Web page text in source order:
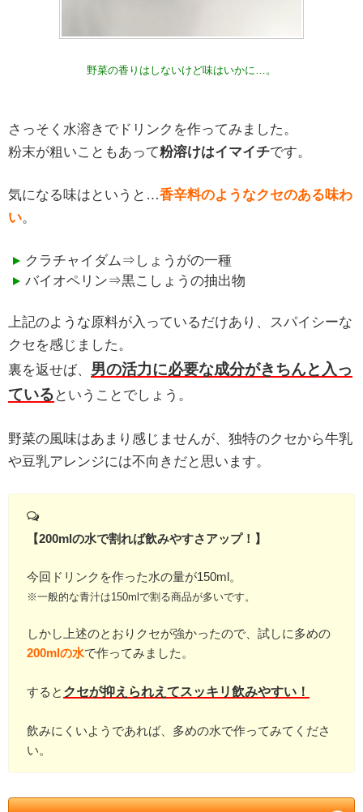
野菜の香りはしないけど味はいかに…。
さっそく水溶きでドリンクを作ってみました。
粉末が粗いこともあって粉溶けはイマイチです。
気になる味はというと…香辛料のようなクセのある味わ
い。
クラチャイダム⇒しょうがの一種
バイオペリン⇒黒こしょうの抽出物
上記のような原料が入っているだけあり、スパイシーな
クセを感じました。
裏を返せば、 男の活力に必要な成分がきちんと入っ
ている ということでしょう。
野菜の風味はあまり感じませんが、独特のクセから牛乳
や豆乳アレンジには不向きだと思います。
【200mlの水で割れば飲みやすさアップ！】
今回ドリンクを作った水の量が150ml。
※一般的な青汁は150mlで割る商品が多いです。
しかし上述のとおりクセが強かったので、試しに多めの
200mlの水で作ってみました。
すると クセが抑えられえてスッキリ飲みやすい！
飲みにくいようであれば、多めの水で作ってみてくださ
い。